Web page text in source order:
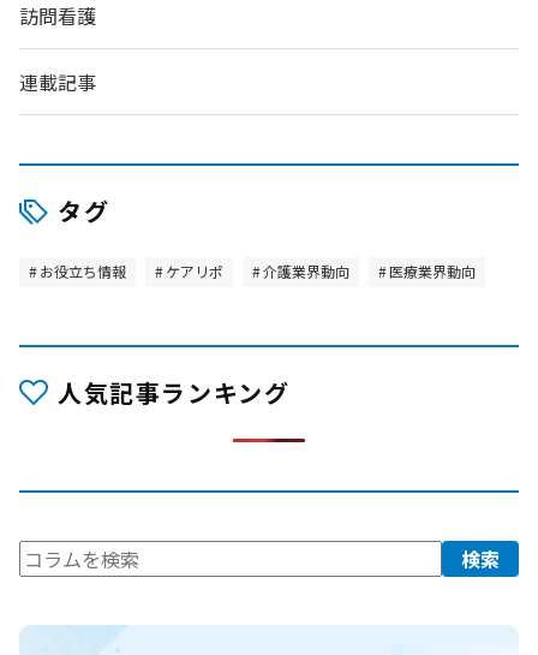
訪問看護
連載記事
タグ
お役立ち情報 ケアリポ 介護業界動向 医療業界動向
人気記事ランキング
検
検索